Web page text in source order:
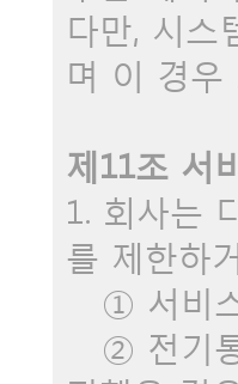
다만, 시스
며 이 경우
제11조 서
1. 회사는
를 제한하
① 서비스
② 전기통